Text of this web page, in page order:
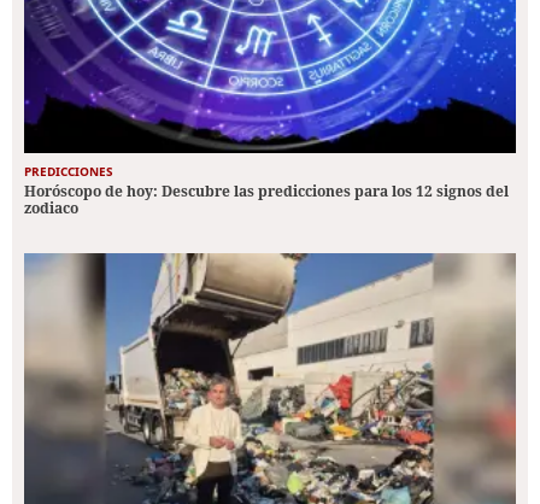
PREDICCIONES
Horóscopo de hoy: Descubre las predicciones para los 12 signos del
zodiaco